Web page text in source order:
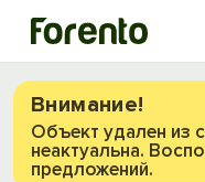
Войти
Избранное
Внимание!
Объект удален из
неактуальна.
предложений.